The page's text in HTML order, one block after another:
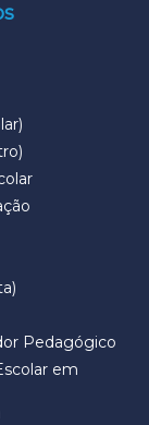
Pedagógico
em